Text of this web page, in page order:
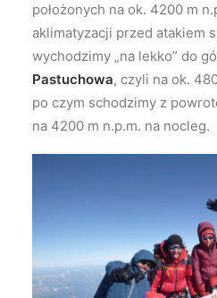
położonych na ok. 4200 m
aklimatyzacji przed atakiem
wychodzimy „na lekko” do
Pastuchowa, czyli na ok.
po czym schodzimy z
na 4200 m n.p.m. na nocleg.